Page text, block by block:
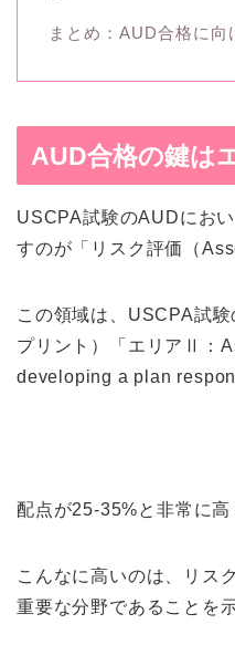
まとめ：AUD合格に向
AUD合格の鍵は
USCPA試験のAUDにお
すのが「リスク評価（
この領域は、USCPA試
プリント）「エリアⅡ：
developing a plan
配点が25-35%と非常に高
こんなに高いのは、リス
重要な分野であることを